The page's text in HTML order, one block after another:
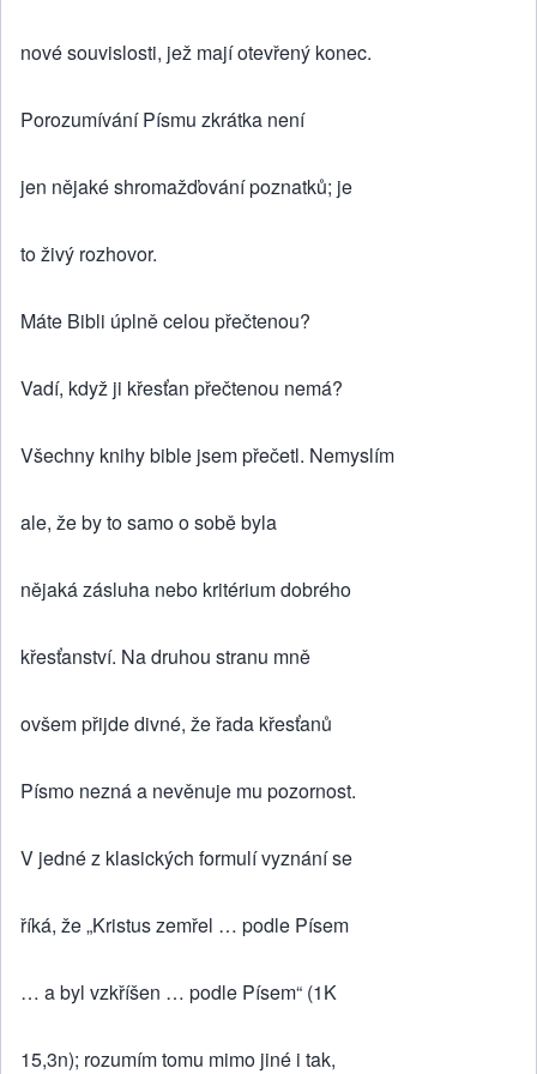
nové souvislosti, jež mají otevřený konec.
Porozumívání Písmu zkrátka není
jen nějaké shromažďování poznatků; je
to živý rozhovor.
Máte Bibli úplně celou přečtenou?
Vadí, když ji křesťan přečtenou nemá?
Všechny knihy bible jsem přečetl. Nemyslím
ale, že by to samo o sobě byla
nějaká zásluha nebo kritérium dobrého
křesťanství. Na druhou stranu mně
ovšem přijde divné, že řada křesťanů
Písmo nezná a nevěnuje mu pozornost.
V jedné z klasických formulí vyznání se
říká, že „Kristus zemřel … podle Písem
… a byl vzkříšen … podle Písem“ (1K
15,3n); rozumím tomu mimo jiné i tak,